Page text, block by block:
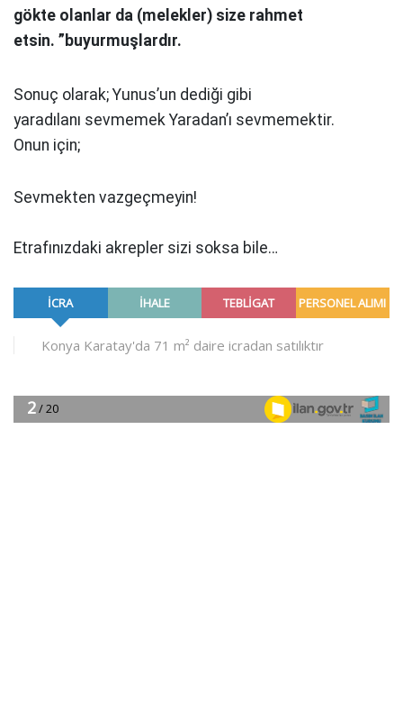
gökte olanlar da (melekler) size rahmet
etsin. ”buyurmuşlardır.
Sonuç olarak; Yunus’un dediği gibi
yaradılanı sevmemek Yaradan’ı sevmemektir.
Onun için;
Sevmekten vazgeçmeyin!
Etrafınızdaki akrepler sizi soksa bile…